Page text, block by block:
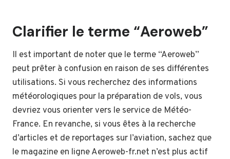
Clarifier le terme “Aeroweb”
Il est important de noter que le terme “Aeroweb”
peut prêter à confusion en raison de ses différentes
utilisations. Si vous recherchez des informations
météorologiques pour la préparation de vols, vous
devriez vous orienter vers le service de Météo-
France. En revanche, si vous êtes à la recherche
d’articles et de reportages sur l’aviation, sachez que
le magazine en ligne Aeroweb-fr.net n’est plus actif